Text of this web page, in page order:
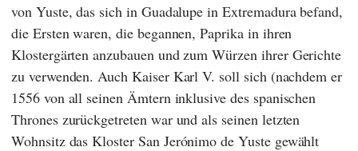
von Yuste, das sich in Guadalupe in Extremadura befand,
die Ersten waren, die begannen, Paprika in ihren
Klostergärten anzubauen und zum Würzen ihrer Gerichte
zu verwenden. Auch Kaiser Karl V. soll sich (nachdem er
1556 von all seinen Ämtern inklusive des spanischen
Thrones zurückgetreten war und als seinen letzten
Wohnsitz dasKloster San Jerónimo de Yustegewählt